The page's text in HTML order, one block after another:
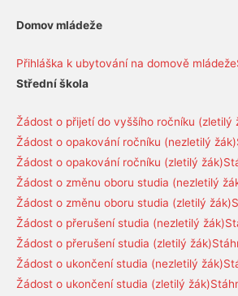
Domov mládeže
Přihláška k ubytování na domově mládeže
Střední škola
Žádost o přijetí do vyššího ročníku (zletilý
Žádost o opakování ročníku (nezletilý žák)
Žádost o opakování ročníku (zletilý žák)
Žádost o změnu oboru studia (nezletilý
Žádost o změnu oboru studia (zletilý žák)
Žádost o přerušení studia (nezletilý žák)
Žádost o přerušení studia (zletilý žák)
Žádost o ukončení studia (nezletilý žák)
Žádost o ukončení studia (zletilý žák)